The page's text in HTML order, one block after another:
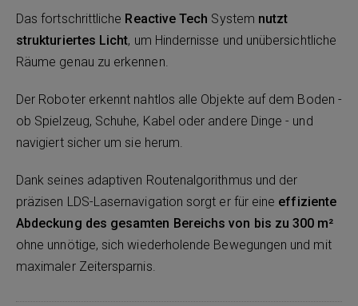
Das fortschrittliche Reactive Tech System nutzt
strukturiertes Licht, um Hindernisse und unübersichtliche
Räume genau zu erkennen.
Der Roboter erkennt nahtlos alle Objekte auf dem Boden -
ob Spielzeug, Schuhe, Kabel oder andere Dinge - und
navigiert sicher um sie herum.
Dank seines adaptiven Routenalgorithmus und der
präzisen LDS-Lasernavigation sorgt er für eine effiziente
Abdeckung des gesamten Bereichs von bis zu 300 m²
ohne unnötige, sich wiederholende Bewegungen und mit
maximaler Zeitersparnis.